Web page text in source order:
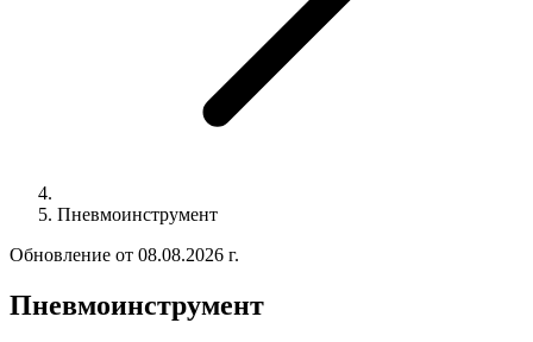
Пневмоинструмент
Обновление от 08.08.2026 г.
Пневмоинструмент